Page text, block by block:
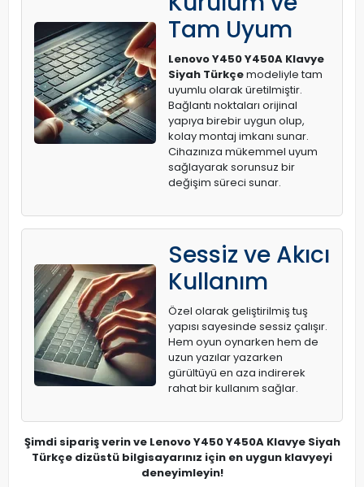
Tam Uyum
Lenovo Y450 Y450A Klavye
Siyah Türkçemodeliyle tam
uyumlu olarak üretilmiştir.
Bağlantı noktaları orijinal
yapıya birebir uygun olup,
kolay montaj imkanı sunar.
Cihazınıza mükemmel uyum
sağlayarak sorunsuz bir
değişim süreci sunar.
Sessiz ve Akıcı
Kullanım
Özel olarak geliştirilmiş tuş
yapısı sayesinde sessiz çalışır.
Hem oyun oynarken hem de
uzun yazılar yazarken
gürültüyü en aza indirerek
rahat bir kullanım sağlar.
Şimdi sipariş verin ve Lenovo Y450 Y450A Klavye Siyah
Türkçe dizüstü bilgisayarınız için en uygun klavyeyi
deneyimleyin!